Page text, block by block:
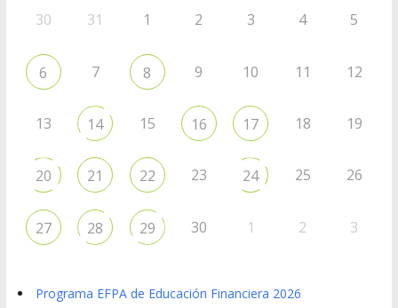
30 31 1 2 3 4 5
6 7 8 9 10 11 12
13 14 15 16 17 18 19
20 21 22 23 24 25 26
27 28 29 30 1 2 3
Programa EFPA de Educación Financiera 2026